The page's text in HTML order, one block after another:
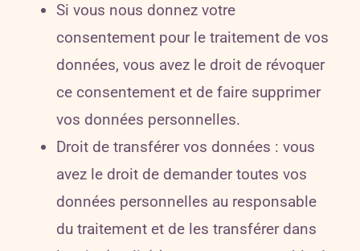
Si vous nous donnez votre
consentement pour le traitement de vos
données, vous avez le droit de révoquer
ce consentement et de faire supprimer
vos données personnelles.
Droit de transférer vos données : vous
avez le droit de demander toutes vos
données personnelles au responsable
du traitement et de les transférer dans